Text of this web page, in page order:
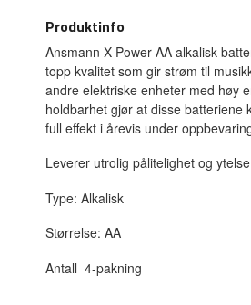
Produktinfo
Ansmann X-Power AA alkalisk
topp kvalitet som gir strøm til
andre elektriske enheter med høy
holdbarhet gjør at disse batteriene
full effekt i årevis under
Leverer utrolig pålitelighet og ytelse
Type: Alkalisk
Størrelse: AA
Antall 4-pakning